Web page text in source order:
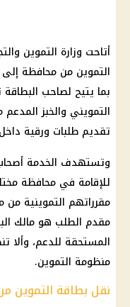
أتاحت وزارة التموين
التموين من محافظة إلى
بما يتيح لصاحب
التمويني والخبز
تقديم طلبات ورقية
وتستهدف الخدمة أصحاب
للإقامة في محافظة
مقرراتهم التموينية
مقدم الطلب هو مالك
المستحقة للدعم، وألا
منظومة التموين.
نقل بطاقة التموين